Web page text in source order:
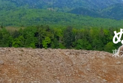
コ
ン
テ
ン
ツ
へ
ス
東